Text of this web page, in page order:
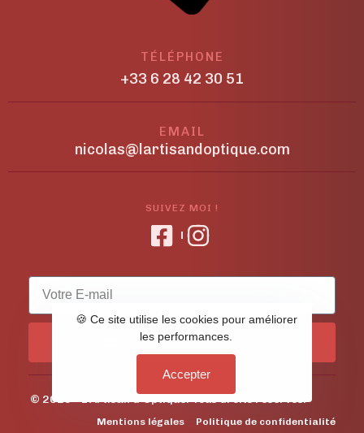
TÉLÉPHONE
+33 6 28 42 30 51
EMAIL
nicolas@lartisandoptique.com
SUIVEZ MOI !
S'abonner à la newsletter
© 2026 - L'Artisan d'Optique. Tous droits réservés.
Mentions légales Politique de confidentialité
🍪 Ce site utilise les cookies pour améliorer
les performances.
Accepter